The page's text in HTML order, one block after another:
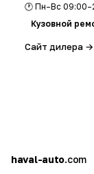
🕐 Пн–Вс
Кузовной
Сайт дилера →
a
haval-auto.com